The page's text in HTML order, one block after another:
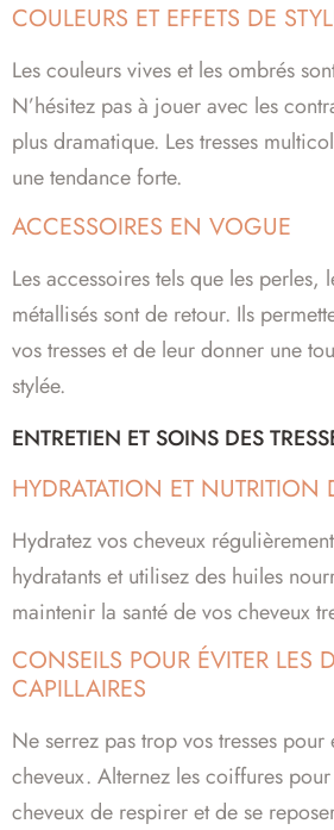
COULEURS ET EFFETS DE
Les couleurs vives et les ombrés
N’hésitez pas à jouer avec les
plus dramatique. Les tresses
une tendance forte.
ACCESSOIRES EN VOGUE
Les accessoires tels que les perles,
métallisés sont de retour. Ils
vos tresses et de leur donner une
stylée.
ENTRETIEN ET SOINS DES
HYDRATATION ET NUTRITION
Hydratez vos cheveux
hydratants et utilisez des huiles
maintenir la santé de vos cheveux
CONSEILS POUR ÉVITER LES
CAPILLAIRES
Ne serrez pas trop vos tresses
cheveux. Alternez les coiffures
cheveux de respirer et de se